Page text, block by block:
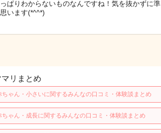
ぱりわからないものなんですね！気を抜かずに準
います(*^^*)
リまとめ
ゃん・小さいに関するみんなの口コミ・体験談まとめ
ゃん・成長に関するみんなの口コミ・体験談まとめ